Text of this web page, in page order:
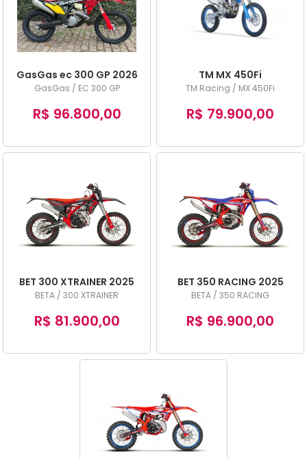
GasGas ec 300 GP 2026
GasGas / EC 300 GP
R$ 96.800,00
TM MX 450Fi
TM Racing / MX 450Fi
R$ 79.900,00
BET 300 XTRAINER 2025
BETA / 300 XTRAINER
R$ 81.900,00
BET 350 RACING 2025
BETA / 350 RACING
R$ 96.900,00